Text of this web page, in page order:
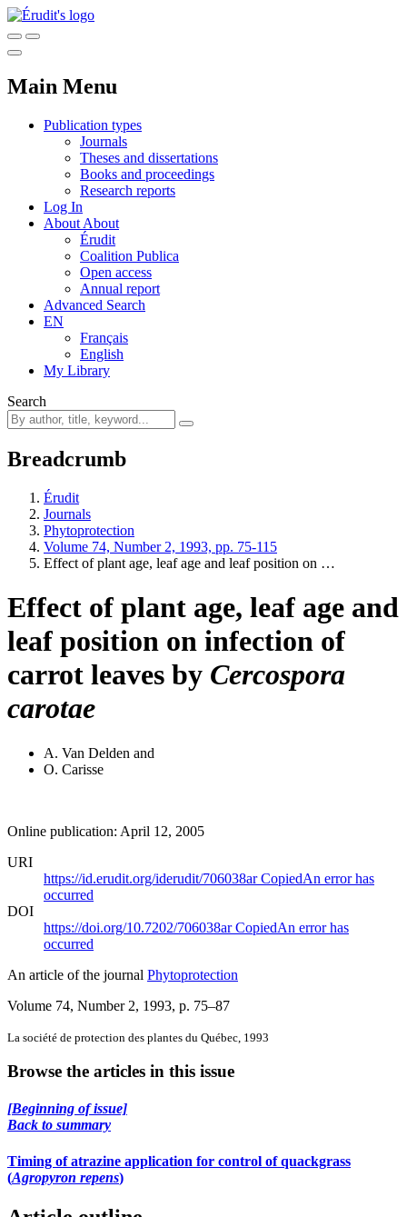
Main Menu
Publication types
Journals
Theses and dissertations
Books and proceedings
Research reports
Log In
About About
Érudit
Coalition Publica
Open access
Annual report
Advanced Search
EN
Français
English
My Library
Search
Breadcrumb
Érudit
Journals
Phytoprotection
Volume 74, Number 2, 1993, pp. 75-115
Effect of plant age, leaf age and leaf position on …
Effect of plant age, leaf age and
leaf position on infection of
carrot leaves by Cercospora
carotae
A. Van Delden and
O. Carisse
Online publication: April 12, 2005
URI
https://id.erudit.org/iderudit/706038arCopiedAn error has
occurred
DOI
https://doi.org/10.7202/706038arCopiedAn error has
occurred
An article of the journal Phytoprotection
Volume 74, Number 2, 1993, p. 75–87
La société de protection des plantes du Québec, 1993
Browse the articles in this issue
[Beginning of issue]
Back to summary
Timing of atrazine application for control of quackgrass
(Agropyron repens)